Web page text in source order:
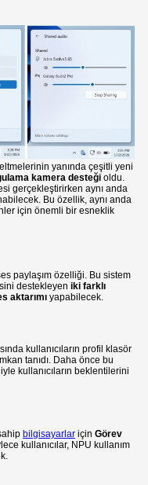
yanında çeşitli yeni
kamera desteği oldu.
gerçekleştirirken aynı anda
Bu özellik, aynı anda
için önemli bir esneklik
paylaşım özelliği. Bu sistem
destekleyen iki farklı
aktarımı yapabilecek.
kullanıcıların profil klasör
tanıdı. Daha önce bu
kullanıcıların beklentilerini
bilgisayarlar için Görev
kullanıcılar, NPU kullanım